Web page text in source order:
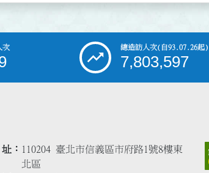
次 總造訪人次(自93.07.26起)
7,803,597
110204 臺北市信義區市府路1號8樓東
北區